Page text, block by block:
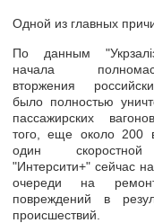
Одной из главных
По данным
начала
вторжения
было полностью
пассажирских
того, еще около 200
один
"Интерсити+" сейчас
очереди на
повреждений в
происшествий.